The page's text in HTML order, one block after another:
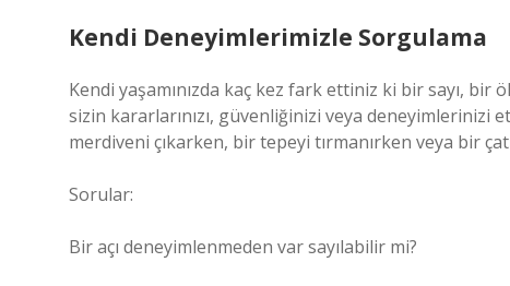
Kendi Deneyimlerimizle Sorgulama
Kendi yaşamınızda kaç kez fark ettiniz ki bir sayı, bir
sizin kararlarınızı, güvenliğinizi veya deneyimlerinizi
merdiveni çıkarken, bir tepeyi tırmanırken veya bir
Sorular:
Bir açı deneyimlenmeden var sayılabilir mi?